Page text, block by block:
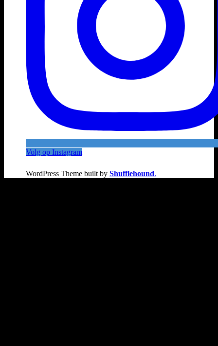
Volg op Instagram
WordPress Theme built by Shufflehound.